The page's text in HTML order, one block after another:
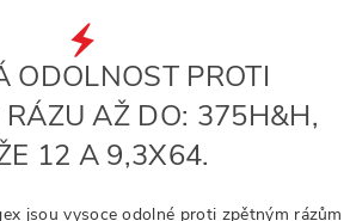
ODOLNOST PROTI
RÁZU AŽ DO: 375H&H,
12 A 9,3X64.
jsou vysoce odolné proti zpětným rázům